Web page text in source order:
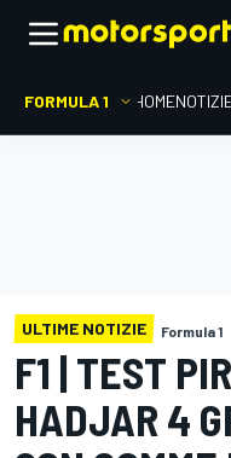
FORMULA 1 HOME
ULTIME NOTIZIE Formula 1
F1 | TEST
HADJAR 4